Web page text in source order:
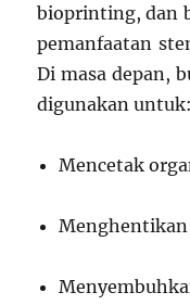
bioprinting, dan
pemanfaatan
Di masa depan,
digunakan untuk:
Mencetak
Menghentikan